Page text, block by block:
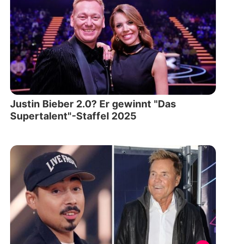
Justin Bieber 2.0? Er gewinnt "Das
Supertalent"-Staffel 2025